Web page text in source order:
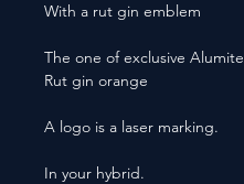
With a rut gin emblem
The one of exclusive Alumite
Rut gin orange
A logo is a laser marking.
In your hybrid.